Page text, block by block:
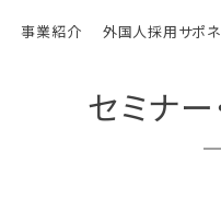
事業紹介 外国人採用サポネ
セミナー